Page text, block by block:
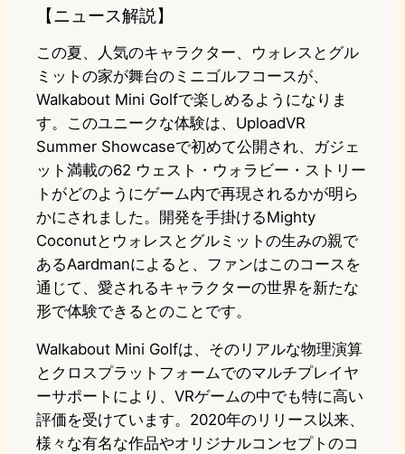
【ニュース解説】
この夏、人気のキャラクター、ウォレスとグル
ミットの家が舞台のミニゴルフコースが、
Walkabout Mini Golfで楽しめるようになりま
す。このユニークな体験は、UploadVR
Summer Showcaseで初めて公開され、ガジェ
ット満載の62 ウェスト・ウォラビー・ストリー
トがどのようにゲーム内で再現されるかが明ら
かにされました。開発を手掛けるMighty
Coconutとウォレスとグルミットの生みの親で
あるAardmanによると、ファンはこのコースを
通じて、愛されるキャラクターの世界を新たな
形で体験できるとのことです。
Walkabout Mini Golfは、そのリアルな物理演算
とクロスプラットフォームでのマルチプレイヤ
ーサポートにより、VRゲームの中でも特に高い
評価を受けています。2020年のリリース以来、
様々な有名な作品やオリジナルコンセプトのコ